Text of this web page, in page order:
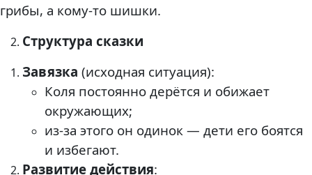
грибы, а кому-то шишки.
Структура сказки
Завязка (исходная ситуация):
Коля постоянно дерётся и обижает
окружающих;
из-за этого он одинок — дети его боятся
и избегают.
Развитие действия: